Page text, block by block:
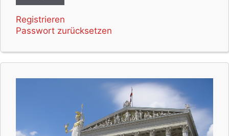
Registrieren
Passwort zurücksetzen